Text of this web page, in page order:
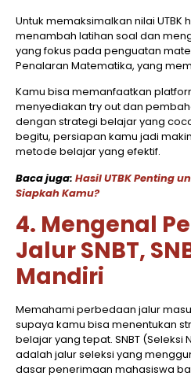
Untuk memaksimalkan nilai UTBK
menambah latihan soal dan
yang fokus pada penguatan
Penalaran Matematika, yang
Kamu bisa memanfaatkan
menyediakan try out dan
dengan strategi belajar yang
begitu, persiapan kamu jadi
metode belajar yang efektif.
Baca juga: Hasil UTBK Penting
Siapkah Kamu?
4. Mengenal
Jalur SNBT,
Mandiri
Memahami perbedaan jalur
supaya kamu bisa menentukan
belajar yang tepat. SNBT (Seleksi
adalah jalur seleksi yang
dasar penerimaan mahasiswa